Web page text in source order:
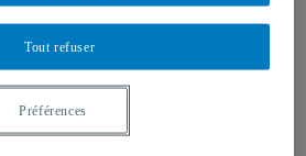
sciences comptables
sciences économiques
opérations et technologies
d'études urbaines et touristiques
d'organisation et ressources humaines
Tout refuser
Préférences